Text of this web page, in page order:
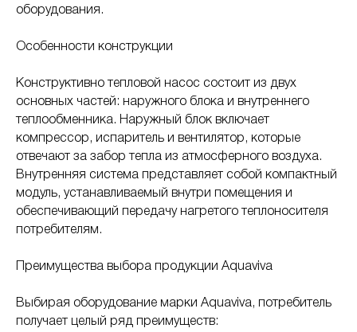
оборудования.
Особенности конструкции
Конструктивно тепловой насос состоит из двух
основных частей: наружного блока и внутреннего
теплообменника. Наружный блок включает
компрессор, испаритель и вентилятор, которые
отвечают за забор тепла из атмосферного воздуха.
Внутренняя система представляет собой компактный
модуль, устанавливаемый внутри помещения и
обеспечивающий передачу нагретого теплоносителя
потребителям.
Преимущества выбора продукции Aquaviva
Выбирая оборудование марки Aquaviva, потребитель
получает целый ряд преимуществ: